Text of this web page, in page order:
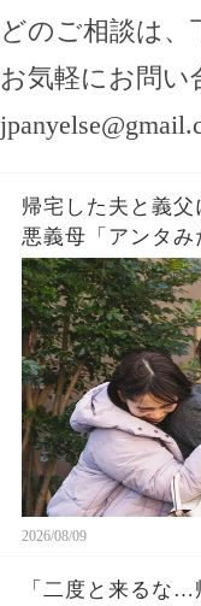
どのご相談は
お気軽にお問い
帰宅した夫と義
悪義母「アンタ
婚しろw」直後、
「え」2人がブチ
2026/08/09
「二度と来るな